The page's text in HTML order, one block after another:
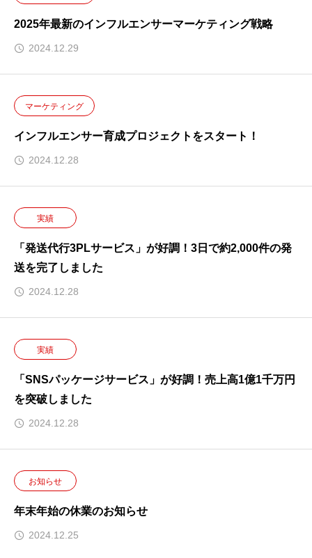
2025年最新のインフルエンサーマーケティング戦略
2024.12.29
マーケティング
インフルエンサー育成プロジェクトをスタート！
2024.12.28
実績
「発送代行3PLサービス」が好調！3日で約2,000件の発
送を完了しました
2024.12.28
実績
「SNSパッケージサービス」が好調！売上高1億1千万円
を突破しました
2024.12.28
お知らせ
年末年始の休業のお知らせ
2024.12.25